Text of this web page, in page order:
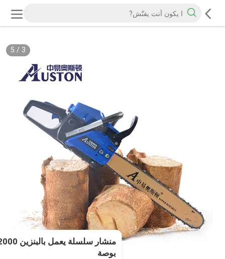
3
/
5
بوصة